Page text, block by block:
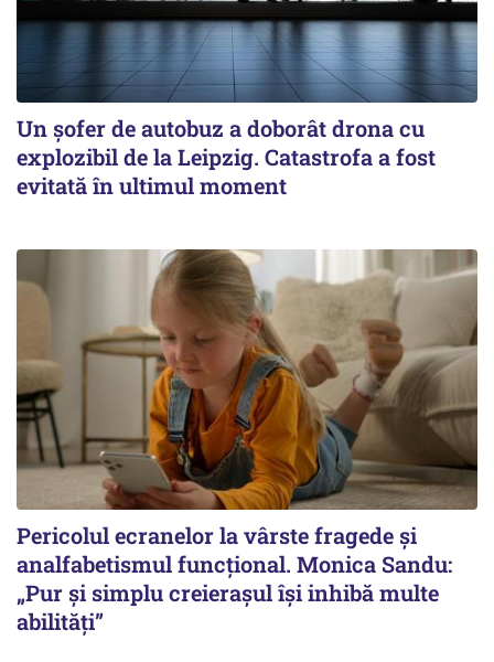
Un șofer de autobuz a doborât drona cu
explozibil de la Leipzig. Catastrofa a fost
evitată în ultimul moment
Pericolul ecranelor la vârste fragede și
analfabetismul funcțional. Monica Sandu:
„Pur și simplu creierașul își inhibă multe
abilități”